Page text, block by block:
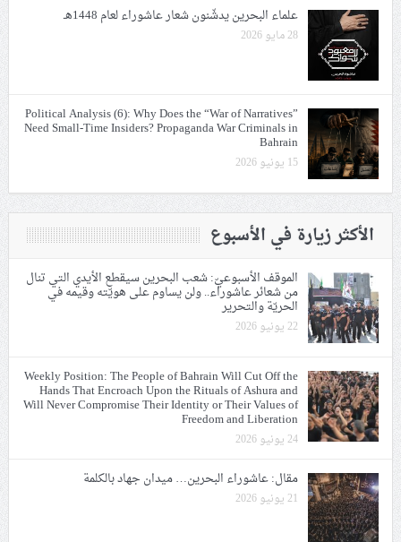
علماء البحرين يدشّنون شعار عاشوراء لعام 1448هـ
28 مايو 2026
Political Analysis (6): Why Does the “War of Narratives”
Need Small-Time Insiders? Propaganda War Criminals in
Bahrain
15 يونيو 2026
الأكثر زيارة في الأسبوع
الموقف الأسبوعيّ: شعب البحرين سيقطع الأيدي التي تنال
من شعائر عاشوراء.. ولن يساوم على هويّته وقيمه في
الحريّة والتحرير
22 يونيو 2026
Weekly Position: The People of Bahrain Will Cut Off the
Hands That Encroach Upon the Rituals of Ashura and
Will Never Compromise Their Identity or Their Values of
Freedom and Liberation
24 يونيو 2026
مقال: عاشوراء البحرين… ميدان جهاد بالكلمة
21 يونيو 2026